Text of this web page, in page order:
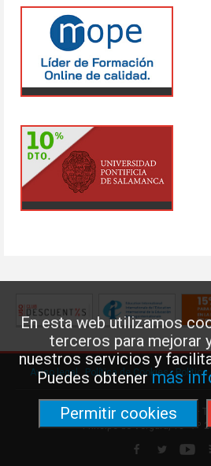
En esta web utilizamos
terceros para mejorar
nuestros servicios y
Puedes obtenermás
Permitir cookies
Aviso legal Política de Cookies· Política
Federación de Enseñanza de USO ·
Príncipe de Vergara, 13 · 7º